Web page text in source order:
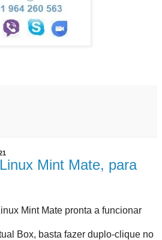
Mint Mate, para
Mint Mate pronta a funcionar
Box, basta fazer duplo-clique no